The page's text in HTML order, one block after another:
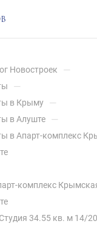
Новостроек —
—
в Крыму —
в Алуште —
в Апарт-комплекс
комплекс
34.55 кв. м 14/20